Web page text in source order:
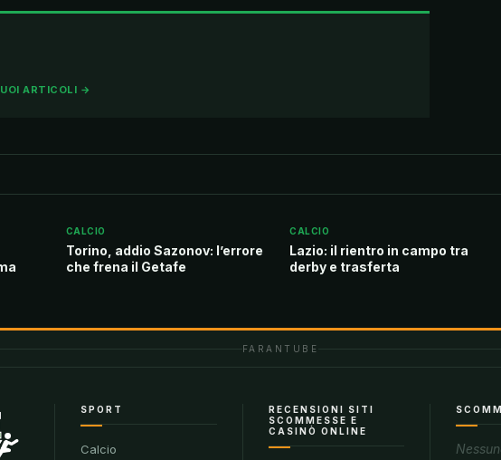
ARTICOLI →
CALCIO
Torino, addio Sazonov: l’errore
che frena il Getafe
CALCIO
Lazio: il rientro in campo tra
derby e trasferta
FARANTUBE
SPORT
Calcio
RECENSIONI SITI
SCOMMESSE E
CASINÒ ONLINE